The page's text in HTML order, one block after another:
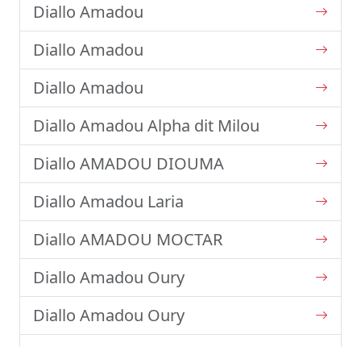
Diallo Amadou
Diallo Amadou
Diallo Amadou
Diallo Amadou Alpha dit Milou
Diallo AMADOU DIOUMA
Diallo Amadou Laria
Diallo AMADOU MOCTAR
Diallo Amadou Oury
Diallo Amadou Oury